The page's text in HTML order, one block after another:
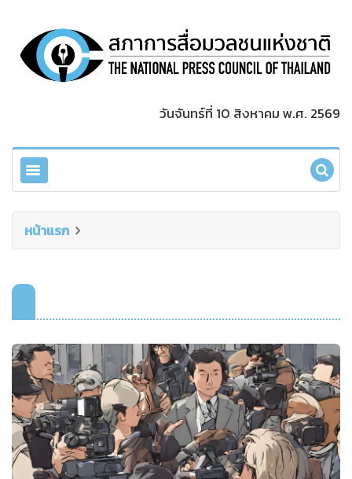
วันจันทร์ที่ 10 สิงหาคม พ.ศ. 2569
หน้าแรก